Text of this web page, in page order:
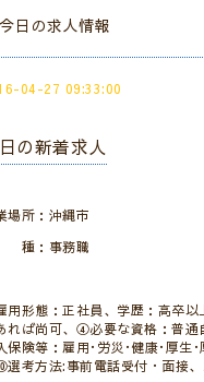
今日の求人情報
04-27 09:33:00
の新着求人
場所：沖縄市
：事務職
形態：正社員、学歴：高卒
れば尚可、④必要な資格：普
保険等：雇用･労災･健康･厚
考方法:事前電話受付・面接